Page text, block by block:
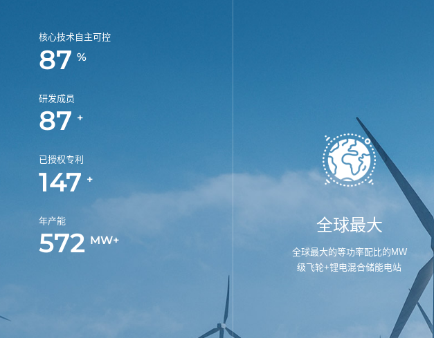
核心技术自主可控
100
研发成员
100
已授权专利
170 +
年产能
660 MW+
全球最大
全球最大的等功率配比的MW
级飞轮+锂电混合储能电站